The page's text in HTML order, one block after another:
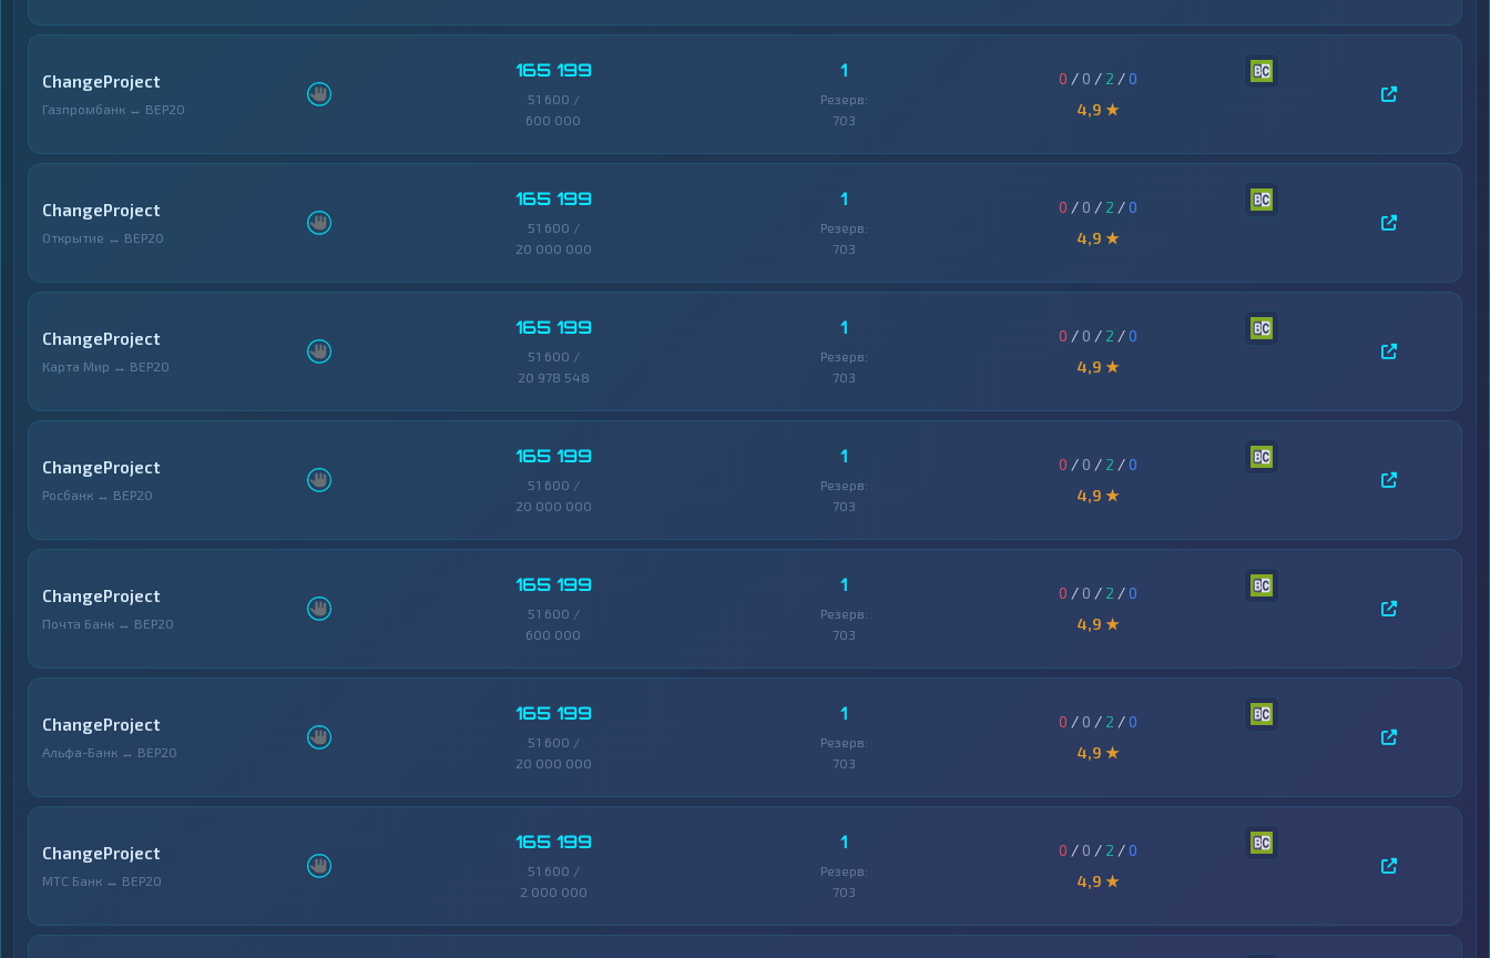
ChangeProject
Газпромбанк ↔ BEP20
165 199
51 600 /
600 000
1
Резерв:
703
0 / 0 / 2 /0
4,9 ★
ChangeProject
Открытие ↔ BEP20
165 199
51 600 /
20 000 000
1
Резерв:
703
0 / 0 / 2 /0
4,9 ★
ChangeProject
Карта Мир ↔ BEP20
165 199
51 600 /
20 978 548
1
Резерв:
703
0 / 0 / 2 /0
4,9 ★
ChangeProject
Росбанк ↔ BEP20
165 199
51 600 /
20 000 000
1
Резерв:
703
0 / 0 / 2 /0
4,9 ★
ChangeProject
Почта Банк ↔ BEP20
165 199
51 600 /
600 000
1
Резерв:
703
0 / 0 / 2 /0
4,9 ★
ChangeProject
Альфа-Банк ↔ BEP20
165 199
51 600 /
20 000 000
1
Резерв:
703
0 / 0 / 2 /0
4,9 ★
ChangeProject
МТС Банк ↔ BEP20
165 199
51 600 /
2 000 000
1
Резерв:
703
0 / 0 / 2 /0
4,9 ★